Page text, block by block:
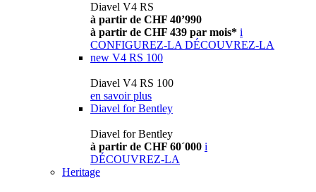
Diavel V4 RS
à partir de CHF 40’990
à partir de CHF 439 par mois* i
CONFIGUREZ-LA DÉCOUVREZ-LA
new V4 RS 100
Diavel V4 RS 100
en savoir plus
Diavel for Bentley
Diavel for Bentley
à partir de CHF 60´000 i
DÉCOUVREZ-LA
Heritage